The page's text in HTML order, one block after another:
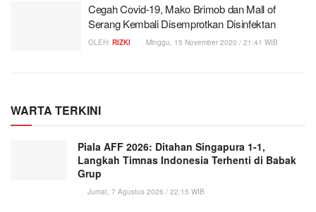
Cegah Covid-19, Mako Brimob dan Mall of
Serang Kembali Disemprotkan Disinfektan
OLEH: RIZKI Minggu, 15 November 2020 / 21:41 WIB
WARTA TERKINI
Piala AFF 2026: Ditahan Singapura 1-1,
Langkah Timnas Indonesia Terhenti di Babak
Grup
Jumat, 7 Agustus 2026 / 22:15 WIB